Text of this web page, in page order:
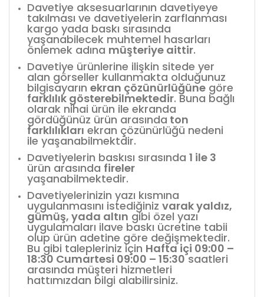
Davetiye aksesuarlarının davetiyeye
takılması ve davetiyelerin zarflanması
kargo yada baskı sırasında
yaşanabilecek muhtemel hasarları
önlemek adına müşteriye aittir.
Davetiye ürünlerine ilişkin sitede yer
alan görseller kullanmakta olduğunuz
bilgisayarın ekran çözünürlüğüne göre
farklılık gösterebilmektedir. Buna bağlı
olarak nihai ürün ile ekranda
gördüğünüz ürün arasında ton
farklılıkları ekran çözünürlüğü nedeni
ile yaşanabilmektdir.
Davetiyelerin baskısı sırasında 1 ile 3
ürün arasında fireler
yaşanabilmektedir.
Davetiyelerinizin yazı kısmına
uygulanmasını istediğiniz varak yaldız,
gümüş, yada altın gibi özel yazı
uygulamaları ilave baskı ücretine tabii
olup ürün adetine göre değişmektedir.
Bu gibi talepleriniz için Hafta içi 09:00 –
18:30 Cumartesi 09:00 – 15:30saatleri
arasında müşteri hizmetleri
hattımızdan bilgi alabilirsiniz.